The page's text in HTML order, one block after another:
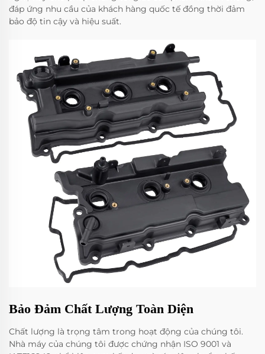
đáp ứng nhu cầu của khách hàng quốc tế đồng thời đảm
bảo độ tin cậy và hiệu suất.
Bảo Đảm Chất Lượng Toàn Diện
Chất lượng là trọng tâm trong hoạt động của chúng tôi.
Nhà máy của chúng tôi được chứng nhận ISO 9001 và